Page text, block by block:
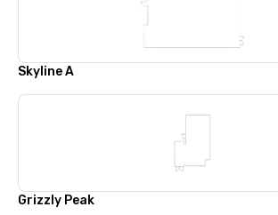
Skyline A
Grizzly Peak